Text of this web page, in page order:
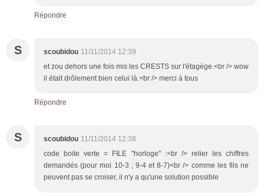
Répondre
S scoubidou 11/11/2014 12:39
et zou dehors une fois mis les CRESTS sur l'étagège.<br /> wow
il était drôlement bien celui là.<br /> merci à tous
Répondre
S scoubidou 11/11/2014 12:38
code boite verte = FILE "horloge" :<br /> relier les chiffres
demandés (pour moi 10-3 ; 9-4 et 8-7)<br /> comme les fils ne
peuvent pas se croiser, il n'y a qu'une solution possible